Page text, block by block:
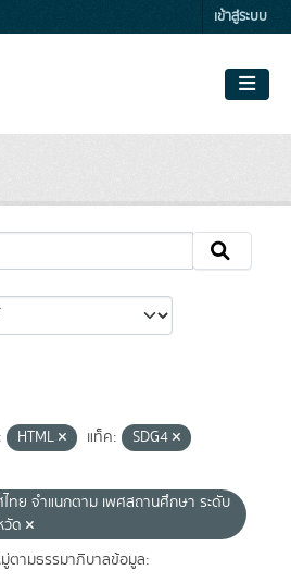
เข้าสู่ระบบ
HTML แท็ค:
SDG4
ไทย จำแนกตาม เพศสถานศึกษา ระดับ
วัด
ตามธรรมาภิบาลข้อมูล: